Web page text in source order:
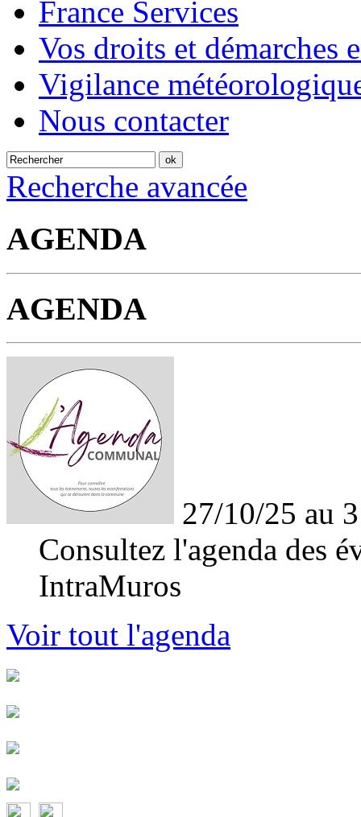
France Services
Vos droits et démarches
Vigilance
Nous contacter
Recherche avancée
AGENDA
AGENDA
27/10/25 au
Consultez l'agenda des
IntraMuros
Voir tout l'agenda